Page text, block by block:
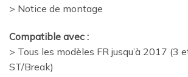
> Notice de montage
Compatible avec :
> Tous les modèles FR jusqu’à 2017 (3
ST/Break)